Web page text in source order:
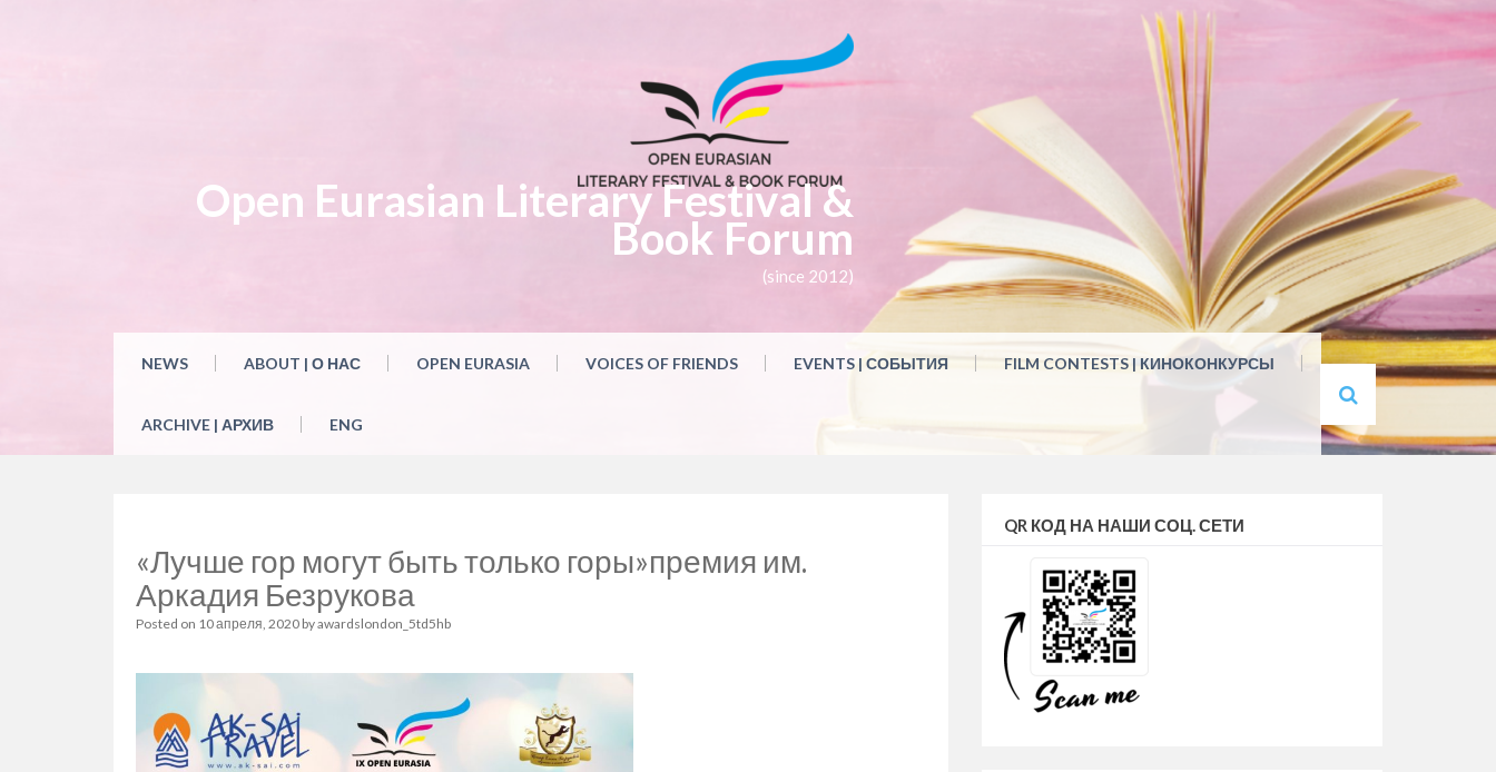
Open Eurasian Literary Festival &
Book Forum
(since 2012)
NEWS ABOUT | О НАС OPEN EURASIA VOICES OF FRIENDS EVENTS | СОБЫТИЯ FILM CONTESTS | КИНОКОНКУРСЫ
ARCHIVE | АРХИВ ENG
«Лучше гор могут быть только горы»премия им.
Аркадия Безрукова
Posted on 10 апреля, 2020 byawardslondon_5td5hb
QR КОД НА НАШИ СОЦ. СЕТИ